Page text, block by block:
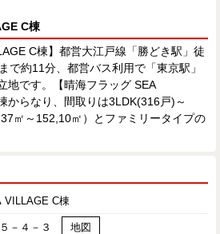
C棟
C棟】都営大江戸線「勝どき駅」徒
で約11分、都営バス利用で「東京駅」
地です。【晴海フラッグ SEA
からなり、間取りは3LDK(316戸)～
㎡～152,10㎡）とファミリータイプの
VILLAGE C棟
５－４－３ 地図